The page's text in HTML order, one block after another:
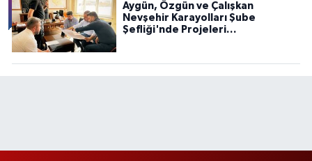
Aygün, Özgün ve Çalışkan
Nevşehir Karayolları Şube
Şefliği'nde Projeleri